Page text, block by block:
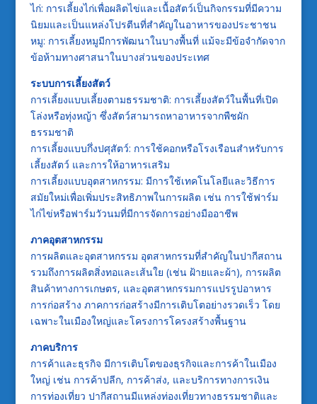
ไก่: การเลี้ยงไก่เพื่อผลิตไข่และเนื้อสัตว์เป็นกิจกรรมที่มีความ
นิยมและเป็นแหล่งโปรตีนที่สำคัญในอาหารของประชาชน
หมู: การเลี้ยงหมูมีการพัฒนาในบางพื้นที่ แม้จะมีข้อจำกัดจาก
ข้อห้ามทางศาสนาในบางส่วนของประเทศ
ระบบการเลี้ยงสัตว์
การเลี้ยงแบบเลี้ยงตามธรรมชาติ: การเลี้ยงสัตว์ในพื้นที่เปิด
โล่งหรือทุ่งหญ้า ซึ่งสัตว์สามารถหาอาหารจากพืชผัก
ธรรมชาติ
การเลี้ยงแบบกึ่งปศุสัตว์: การใช้คอกหรือโรงเรือนสำหรับการ
เลี้ยงสัตว์ และการให้อาหารเสริม
การเลี้ยงแบบอุตสาหกรรม: มีการใช้เทคโนโลยีและวิธีการ
สมัยใหม่เพื่อเพิ่มประสิทธิภาพในการผลิต เช่น การใช้ฟาร์ม
ไก่ไข่หรือฟาร์มวัวนมที่มีการจัดการอย่างมืออาชีพ
ภาคอุตสาหกรรม
การผลิตและอุตสาหกรรม อุตสาหกรรมที่สำคัญในปากีสถาน
รวมถึงการผลิตสิ่งทอและเส้นใย (เช่น ฝ้ายและผ้า), การผลิต
สินค้าทางการเกษตร, และอุตสาหกรรมการแปรรูปอาหาร
การก่อสร้าง ภาคการก่อสร้างมีการเติบโตอย่างรวดเร็ว โดย
เฉพาะในเมืองใหญ่และโครงการโครงสร้างพื้นฐาน
ภาคบริการ
การค้าและธุรกิจ มีการเติบโตของธุรกิจและการค้าในเมือง
ใหญ่ เช่น การค้าปลีก, การค้าส่ง, และบริการทางการเงิน
การท่องเที่ยว ปากีสถานมีแหล่งท่องเที่ยวทางธรรมชาติและ